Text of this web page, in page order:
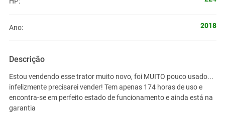
Ano: 2018
Descrição
Estou vendendo esse trator muito novo, foi MUITO pouco usado...
infelizmente precisarei vender! Tem apenas 174 horas de uso e
encontra-se em perfeito estado de funcionamento e ainda está na
garantia